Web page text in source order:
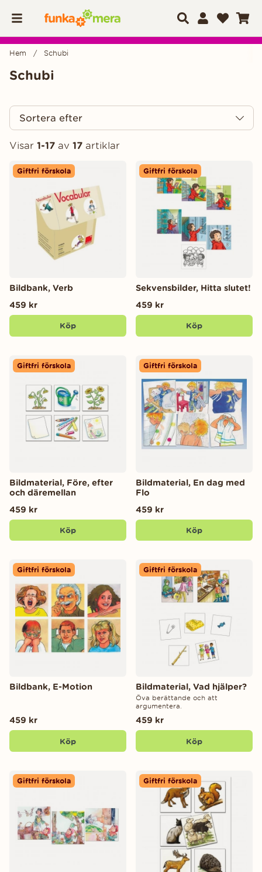
Hem Schubi
Schubi
Sortera efter
Visar 1-17 av 17 artiklar
Produkter
Giftfri förskola
Bildbank, Verb
459 kr
Köp
Giftfri förskola
Sekvensbilder, Hitta slutet!
459 kr
Köp
Giftfri förskola
Bildmaterial, Före, efter
och däremellan
459 kr
Köp
Giftfri förskola
Bildmaterial, En dag med
Flo
459 kr
Köp
Giftfri förskola
Bildbank, E-Motion
459 kr
Köp
Giftfri förskola
Bildmaterial, Vad hjälper?
Öva berättande och att
argumentera.
459 kr
Köp
Giftfri förskola Giftfri förskola